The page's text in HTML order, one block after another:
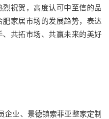
祝贺，高度认可中至信的品
家居市场的发展趋势，表达
共拓市场、共赢未来的美好
企业、景德镇索菲亚整家定制